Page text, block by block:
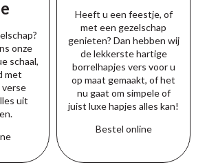
onze
schaal,
met
uit
Heeft u een feestje, of
met een gezelschap
genieten? Dan hebben wij
de lekkerste hartige
borrelhapjes vers voor u
op maat gemaakt, of het
nu gaat om simpele of
juist luxe hapjes alles kan!
Bestel online